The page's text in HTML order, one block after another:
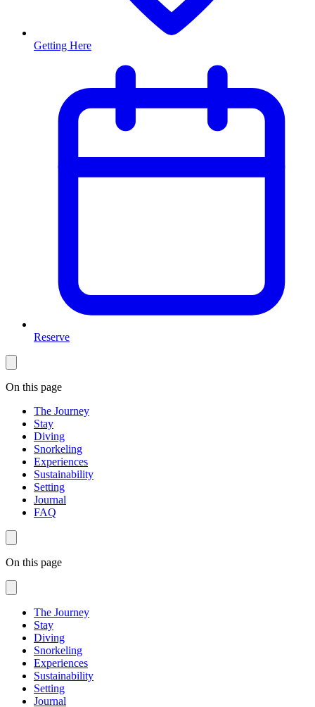
Getting Here
Reserve
On this page
The Journey
Stay
Diving
Snorkeling
Experiences
Sustainability
Setting
Journal
FAQ
On this page
The Journey
Stay
Diving
Snorkeling
Experiences
Sustainability
Setting
Journal